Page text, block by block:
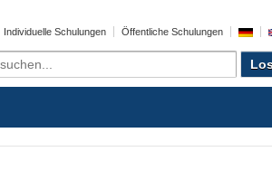
Individuelle Schulungen Öffentliche Schulungen